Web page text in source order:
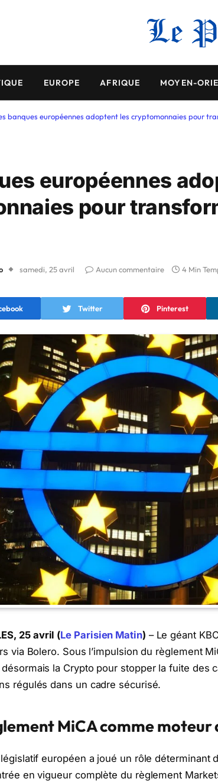
EUROPE AFRIQUE MOYEN-
banques européennes adoptent les cryptomonnaies pour
européennes
pour
samedi, 25 avril Aucun commentaire 4 Min
Twitter Pinterest
25 avril (Le Parisien Matin) – Le géant
via Bolero. Sous l’impulsion du règlement
la Crypto pour stopper la fuite des
régulés dans un cadre sécurisé.
MiCA comme
européen a joué un rôle déterminant
en vigueur complète du règlement